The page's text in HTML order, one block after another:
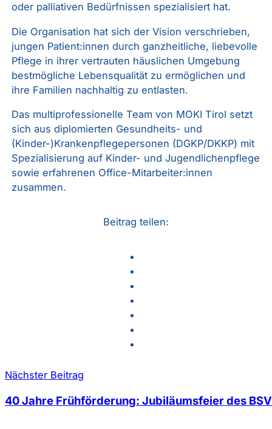
oder palliativen Bedürfnissen spezialisiert hat.
Die Organisation hat sich der Vision verschrieben,
jungen Patient:innen durch ganzheitliche, liebevolle
Pflege in ihrer vertrauten häuslichen Umgebung
bestmögliche Lebensqualität zu ermöglichen und
ihre Familien nachhaltig zu entlasten.
Das multiprofessionelle Team von MOKI Tirol setzt
sich aus diplomierten Gesundheits- und
(Kinder-)Krankenpflegepersonen (DGKP/DKKP) mit
Spezialisierung auf Kinder- und Jugendlichenpflege
sowie erfahrenen Office-Mitarbeiter:innen
zusammen.
Beitrag teilen:
Nächster Beitrag
40 Jahre Frühförderung: Jubiläumsfeier des